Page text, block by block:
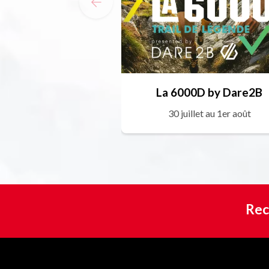
La 6000D by Dare2B
30 juillet au 1er août